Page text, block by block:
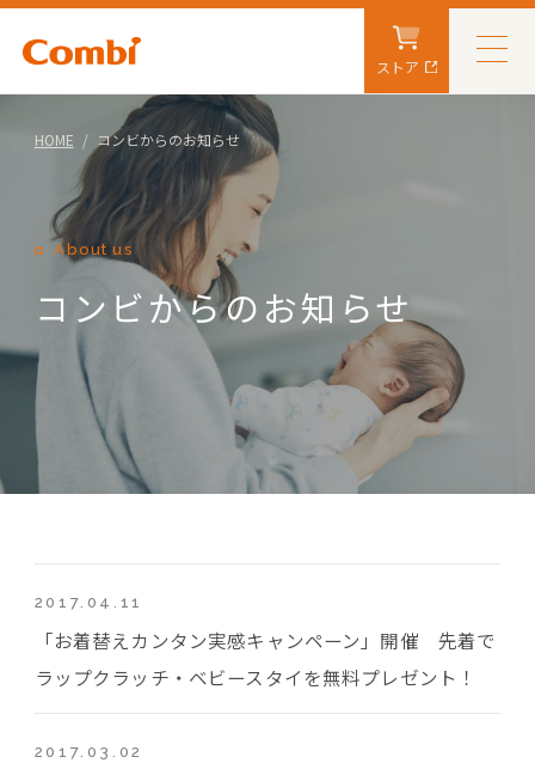
ストア
HOME コンビからのお知らせ
About us
コンビからのお知らせ
2017.04.11
「お着替えカンタン実感キャンペーン」開催 先着で
ラップクラッチ・ベビースタイを無料プレゼント！
2017.03.02